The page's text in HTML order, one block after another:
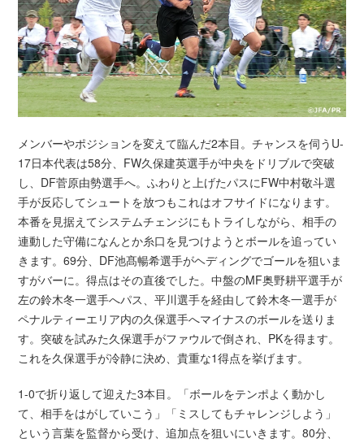
メンバーやポジションを変えて臨んだ2本目。チャンスを伺うU-
17日本代表は58分、FW久保建英選手が中央をドリブルで突破
し、DF菅原由勢選手へ。ふわりと上げたパスにFW中村敬斗選
手が反応してシュートを放つもこれはオフサイドになります。
本番を見据えてシステムチェンジにもトライしながら、相手の
連動した守備になんとか糸口を見つけようとボールを追ってい
きます。69分、DF池髙暢希選手がヘディングでゴールを狙いま
すがバーに。得点はその直後でした。中盤のMF奥野耕平選手が
左の鈴木冬一選手へパス、平川選手を経由して鈴木冬一選手が
ペナルティーエリア内の久保選手へマイナスのボールを送りま
す。突破を試みた久保選手がファウルで倒され、PKを得ます。
これを久保選手が冷静に決め、貴重な1得点を挙げます。
1-0で折り返して迎えた3本目。「ボールをテンポよく動かし
て、相手をはがしていこう」「ミスしてもチャレンジしよう」
という言葉を監督から受け、追加点を狙いにいきます。80分、